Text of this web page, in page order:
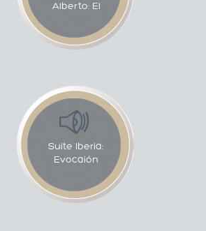
Alberto: El
Suite Iberia:
Evocaión